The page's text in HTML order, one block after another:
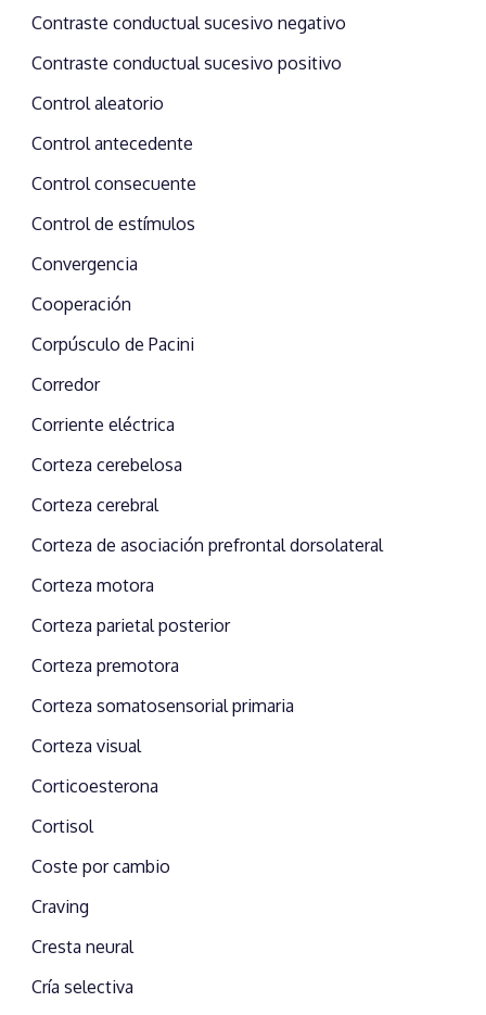
Contraste conductual sucesivo negativo
Contraste conductual sucesivo positivo
Control aleatorio
Control antecedente
Control consecuente
Control de estímulos
Convergencia
Cooperación
Corpúsculo de Pacini
Corredor
Corriente eléctrica
Corteza cerebelosa
Corteza cerebral
Corteza de asociación prefrontal dorsolateral
Corteza motora
Corteza parietal posterior
Corteza premotora
Corteza somatosensorial primaria
Corteza visual
Corticoesterona
Cortisol
Coste por cambio
Craving
Cresta neural
Cría selectiva